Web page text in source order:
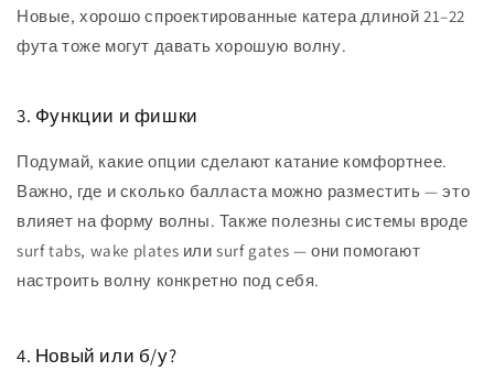
Новые, хорошо спроектированные катера длиной 21–22
фута тоже могут давать хорошую волну.
3. Функции и фишки
Подумай, какие опции сделают катание комфортнее.
Важно, где и сколько балласта можно разместить — это
влияет на форму волны. Также полезны системы вроде
surf tabs, wake plates или surf gates — они помогают
настроить волну конкретно под себя.
4. Новый или б/у?